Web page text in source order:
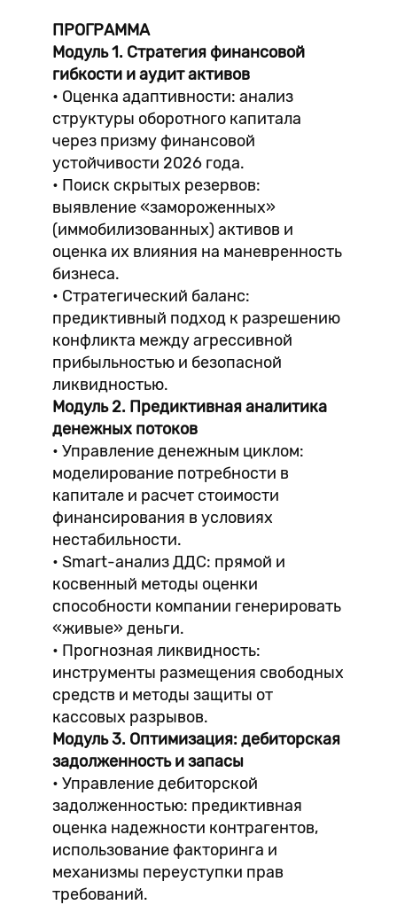
ПРОГРАММА
Модуль 1. Стратегия финансовой
гибкости и аудит активов
• Оценка адаптивности: анализ
структуры оборотного капитала
через призму финансовой
устойчивости 2026 года.
• Поиск скрытых резервов:
выявление «замороженных»
(иммобилизованных) активов и
оценка их влияния на маневренность
бизнеса.
• Стратегический баланс:
предиктивный подход к разрешению
конфликта между агрессивной
прибыльностью и безопасной
ликвидностью.
Модуль 2. Предиктивная аналитика
денежных потоков
• Управление денежным циклом:
моделирование потребности в
капитале и расчет стоимости
финансирования в условиях
нестабильности.
• Smart-анализ ДДС: прямой и
косвенный методы оценки
способности компании генерировать
«живые» деньги.
• Прогнозная ликвидность:
инструменты размещения свободных
средств и методы защиты от
кассовых разрывов.
Модуль 3. Оптимизация: дебиторская
задолженность и запасы
• Управление дебиторской
задолженностью: предиктивная
оценка надежности контрагентов,
использование факторинга и
механизмы переуступки прав
требований.